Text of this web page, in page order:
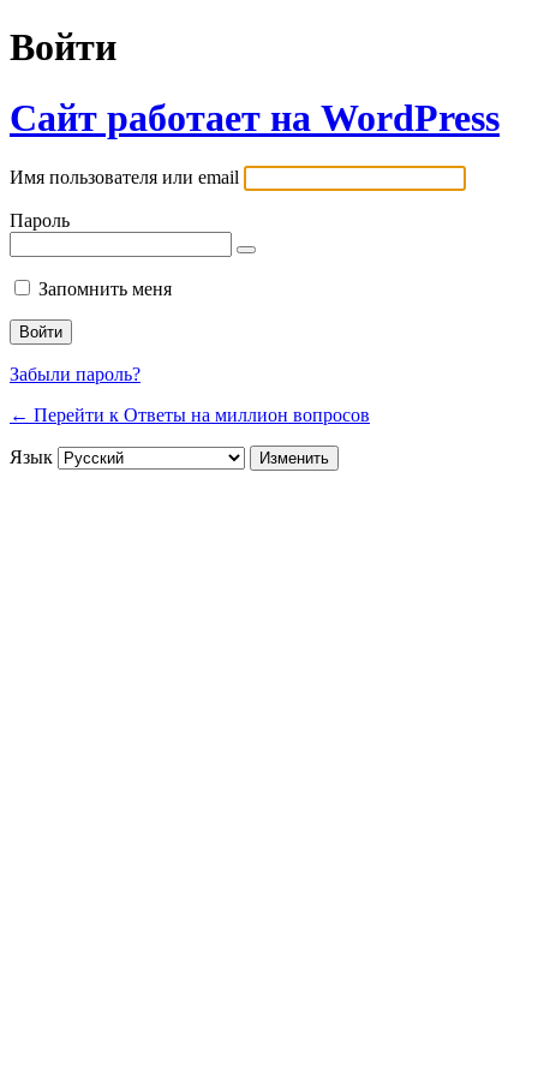
Войти
Сайт работает на WordPress
Имя пользователя или email
Пароль
Запомнить меня
Забыли пароль?
← Перейти к Ответы на миллион вопросов
Язык